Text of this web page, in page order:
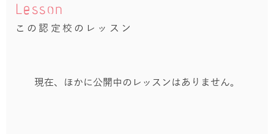
Lesson
この認定校のレッスン
現在、ほかに公開中のレッスンはありません。